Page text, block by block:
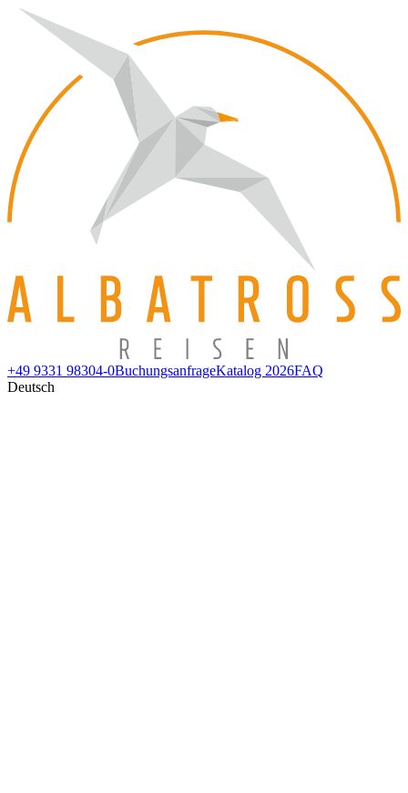
+49 9331 98304-0BuchungsanfrageKatalog 2026FAQ
Deutsch